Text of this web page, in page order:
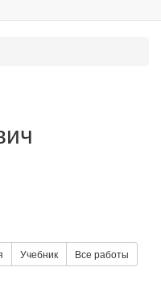
Учебник Все работы